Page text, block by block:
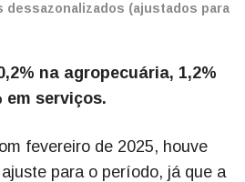
dessazonalizados (ajustados para
na agropecuária, 1,2%
em serviços.
fevereiro de 2025, houve
para o período, já que a